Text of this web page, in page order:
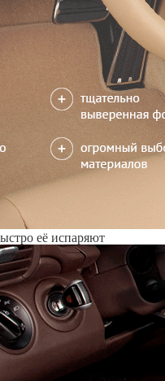
материалы
» Toyota »
Corolla
(E12) 2000-2007
Руль:Левый и
(E12) доступен в 2х
для отдыха левой
место для отдыха